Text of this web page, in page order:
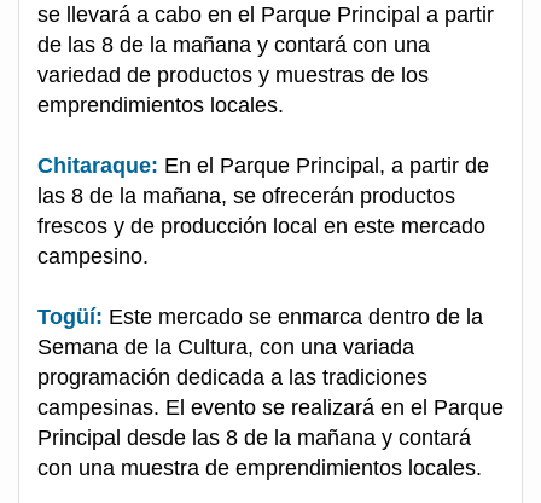
se llevará a cabo en el Parque Principal a partir
de las 8 de la mañana y contará con una
variedad de productos y muestras de los
emprendimientos locales.
Chitaraque: En el Parque Principal, a partir de
las 8 de la mañana, se ofrecerán productos
frescos y de producción local en este mercado
campesino.
Togüí: Este mercado se enmarca dentro de la
Semana de la Cultura, con una variada
programación dedicada a las tradiciones
campesinas. El evento se realizará en el Parque
Principal desde las 8 de la mañana y contará
con una muestra de emprendimientos locales.